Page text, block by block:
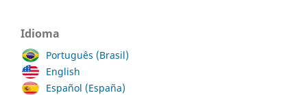
Idioma
Português (Brasil)
English
Español (España)